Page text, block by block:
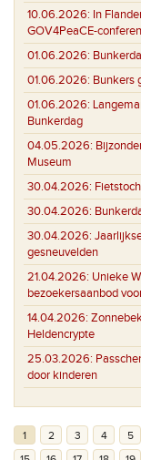
10.06.2026: In
GOV4PeaCE-
01.06.2026:
01.06.2026: Bunkers
01.06.2026:
Bunkerdag
04.05.2026:
Museum
30.04.2026:
30.04.2026:
30.04.2026:
gesneuvelden
21.04.2026: Unieke
bezoekersaanbod
14.04.2026:
Heldencrypte
25.03.2026:
door kinderen
1 2 3 4 5